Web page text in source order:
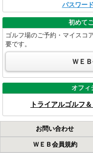
パスワー
初めて
ゴルフ場のご予約・マイスコ
要です。
ＷＥ
オフィ
トライアルゴルフ
お問い合わせ
ＷＥＢ会員規約